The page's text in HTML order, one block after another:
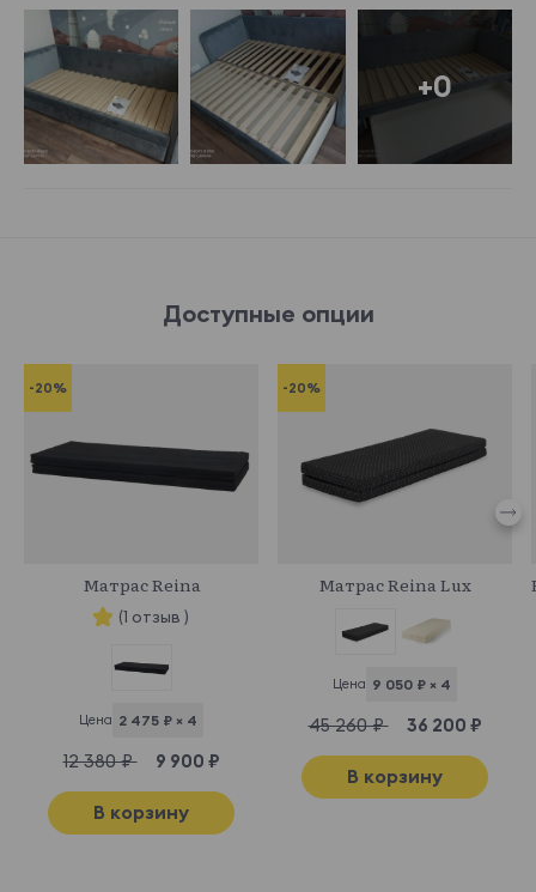
+0
Доступные опции
-20%
Матрас Reina
(1 отзыв )
Цена 2 475 ₽ × 4
12 380 ₽ 9 900 ₽
В корзину
-20%
Матрас Reina Lux
Цена 9 050 ₽ × 4
45 260 ₽ 36 200 ₽
В корзину